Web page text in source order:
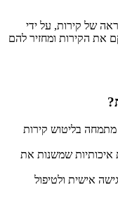
של קירות, על ידי
את הקירות ומחזיר להם
מתמחה בליטוש קירות
איכותיות שמשנות את
אישית ולטיפול